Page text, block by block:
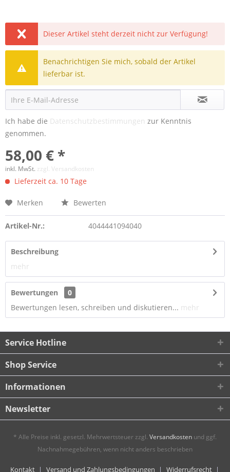
Dieser Artikel steht derzeit nicht zur Verfügung!
Benachrichtigen Sie mich, sobald der Artikel
lieferbar ist.
Ich habe die Datenschutzbestimmungen zur Kenntnis
genommen.
58,00 € *
inkl. MwSt. zzgl. Versandkosten
Lieferzeit ca. 10 Tage
Merken Bewerten
Artikel-Nr.: 4044441094040
Beschreibung
mehr
Bewertungen
0
Bewertungen lesen, schreiben und diskutieren... mehr
Service Hotline
Shop Service
Informationen
Newsletter
* Alle Preise inkl. gesetzl. Mehrwertsteuer zzgl. Versandkosten und ggf.
Nachnahmegebühren, wenn nicht anders beschrieben
Kontakt Versand und Zahlungsbedingungen Widerrufsrecht